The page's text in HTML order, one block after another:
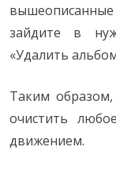
зайдите в
«Удалить
Таким
очистить
движением.